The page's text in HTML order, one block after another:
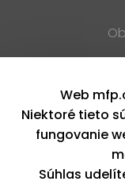
Web
Niektoré tieto
fungovanie
Súhlas